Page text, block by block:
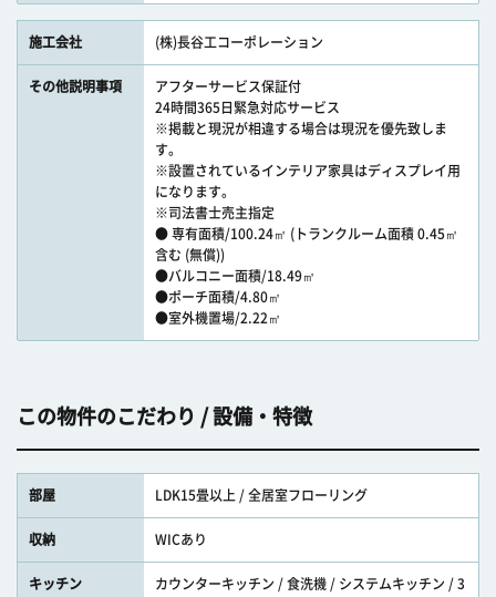
施工会社 (株)長谷工コーポレーション
その他説明事項
アフターサービス保証付
24時間365日緊急対応サービス
※掲載と現況が相違する場合は現況を優先致しま
す。
※設置されているインテリア家具はディスプレイ用
になります。
※司法書士売主指定
● 専有面積/100.24㎡ (トランクルーム面積 0.45㎡
含む (無償))
●バルコニー面積/18.49㎡
●ポーチ面積/4.80㎡
●室外機置場/2.22㎡
この物件のこだわり / 設備・特徴
部屋 LDK15畳以上 / 全居室フローリング
収納 WICあり
キッチン
カウンターキッチン / 食洗機 / システムキッチン / 3